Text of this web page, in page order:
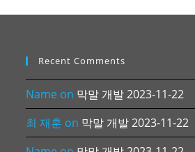
Recent Comments
Name on 막말 개발 2023-11-22
최 재훈 on 막말 개발 2023-11-22